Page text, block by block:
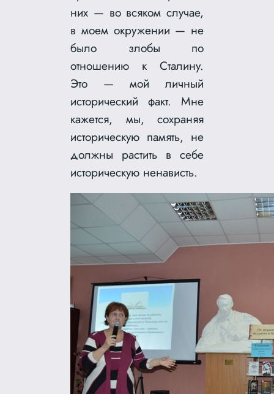
них — во всяком случае,
в моем окружении — не
было злобы по
отношению к Сталину.
Это — мой личный
исторический факт. Мне
кажется, мы, сохраняя
историческую память, не
должны растить в себе
историческую ненависть.